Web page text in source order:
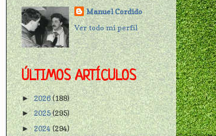
Manuel Cordido
Ver todo mi perfil
ÚLTIMOS ARTÍCULOS
►2026(188)
►2025(295)
►2024(294)